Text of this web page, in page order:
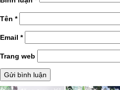
Tên *
Email *
Trang web